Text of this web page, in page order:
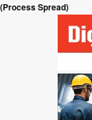
(Process Spread)